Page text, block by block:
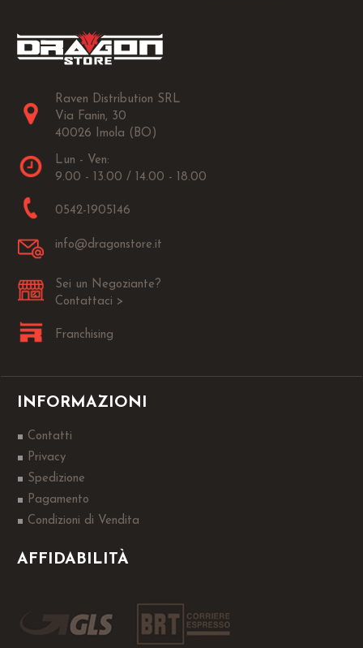
Raven Distribution SRL
Via Fanin, 30
40026 Imola (BO)
Lun - Ven:
9.00 - 13.00 / 14.00 - 18.00
0542-1905146
info@dragonstore.it
Sei un Negoziante?
Contattaci >
Franchising
INFORMAZIONI
Contatti
Privacy
Spedizione
Pagamento
Condizioni di Vendita
AFFIDABILITÀ